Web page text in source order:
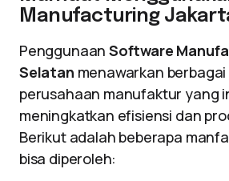
Manufacturing
PenggunaanSoftware
Selatan menawarkan
perusahaan manufaktur yang
meningkatkan efisiensi dan
Berikut adalah beberapa
bisa diperoleh: